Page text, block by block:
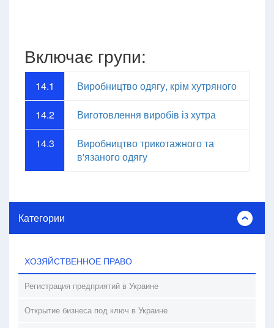
Включає групи:
14.1 Виробництво одягу, крім хутряного
14.2 Виготовлення виробів із хутра
14.3
Виробництво трикотажного та
в'язаного одягу
Категории
ХОЗЯЙСТВЕННОЕ ПРАВО
Регистрация предприятий в Украине
Открытие бизнеса под ключ в Украине